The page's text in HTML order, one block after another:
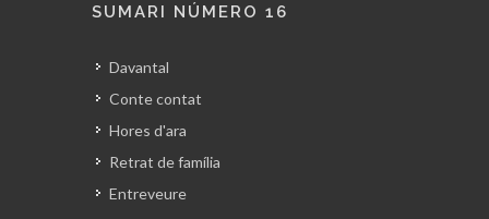
SUMARI NÚMERO 16
Davantal
Conte contat
Hores d'ara
Retrat de família
Entreveure